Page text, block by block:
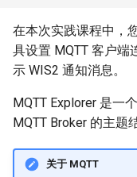
在本次实践课程中，
具设置 MQTT 客户端
示 WIS2 通知消息。
MQTT Explorer 是一
MQTT Broker 的主题
关于 MQTT